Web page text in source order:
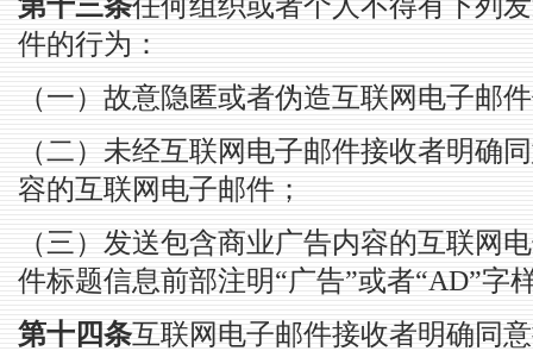
件的行为：
（一）故意隐匿或者伪造互联网电子邮
（二）未经互联网电子邮件接收者明确
容的互联网电子邮件；
（三）发送包含商业广告内容的互联网
件标题信息前部注明“广告”或者“AD”字
第十四条互联网电子邮件接收者明确同